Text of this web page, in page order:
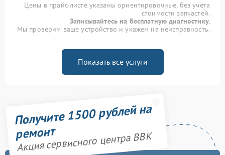
Цены в прайс-листе указаны ориентировочные, без учета
стоимости запчастей.
Записывайтесь на бесплатную диагностику.
Мы проверим ваше устройство и укажем на неисправность.
Показать все услуги
Получите 1500 рублей на
ремонт
Акция сервисного центра BBK